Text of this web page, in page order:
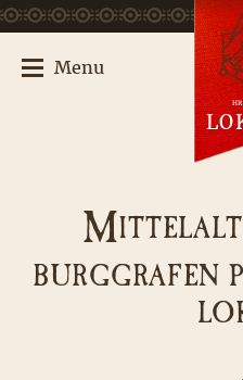
M
BURGGRAFEN
Menu